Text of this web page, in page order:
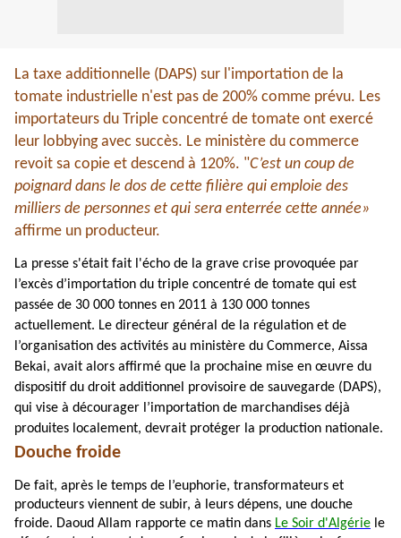
La taxe additionnelle (DAPS) sur l'importation de la
tomate industrielle n'est pas de 200% comme prévu. Les
importateurs du Triple concentré de tomate ont exercé
leur lobbying avec succès. Le ministère du commerce
revoit sa copie et descend à 120%. "C’est un coup de
poignard dans le dos de cette filière qui emploie des
milliers de personnes et qui sera enterrée cette année»
affirme un producteur.
La presse s'était fait l'écho de la grave crise provoquée par
l’excès d’importation du triple concentré de tomate qui est
passée de 30 000 tonnes en 2011 à 130 000 tonnes
actuellement. Le directeur général de la régulation et de
l’organisation des activités au ministère du Commerce, Aissa
Bekai, avait alors affirmé que la prochaine mise en œuvre du
dispositif du droit additionnel provisoire de sauvegarde (DAPS),
qui vise à décourager l’importation de marchandises déjà
produites localement, devrait protéger la production nationale.
Douche froide
De fait, après le temps de l’euphorie, transformateurs et
producteurs viennent de subir, à leurs dépens, une douche
froide. Daoud Allam rapporte ce matin dans Le Soir d'Algérie le